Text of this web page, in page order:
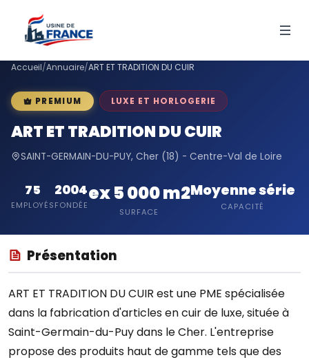
Accueil/Annuaire/ART ET TRADITION DU CUIR
PREMIUM LUXE ET HORLOGERIE
ART ET TRADITION DU CUIR
SAINT-GERMAIN-DU-PUY, Cher (18) - Centre-Val de Loire
75
EMPLOYÉS
2004
FONDÉE
ex 5 000 m2
SURFACE
Moyenne série
CAPACITÉ
Présentation
ART ET TRADITION DU CUIR est une PME spécialisée
dans la fabrication d'articles en cuir de luxe, située à
Saint-Germain-du-Puy dans le Cher. L'entreprise
propose des produits haut de gamme tels que des